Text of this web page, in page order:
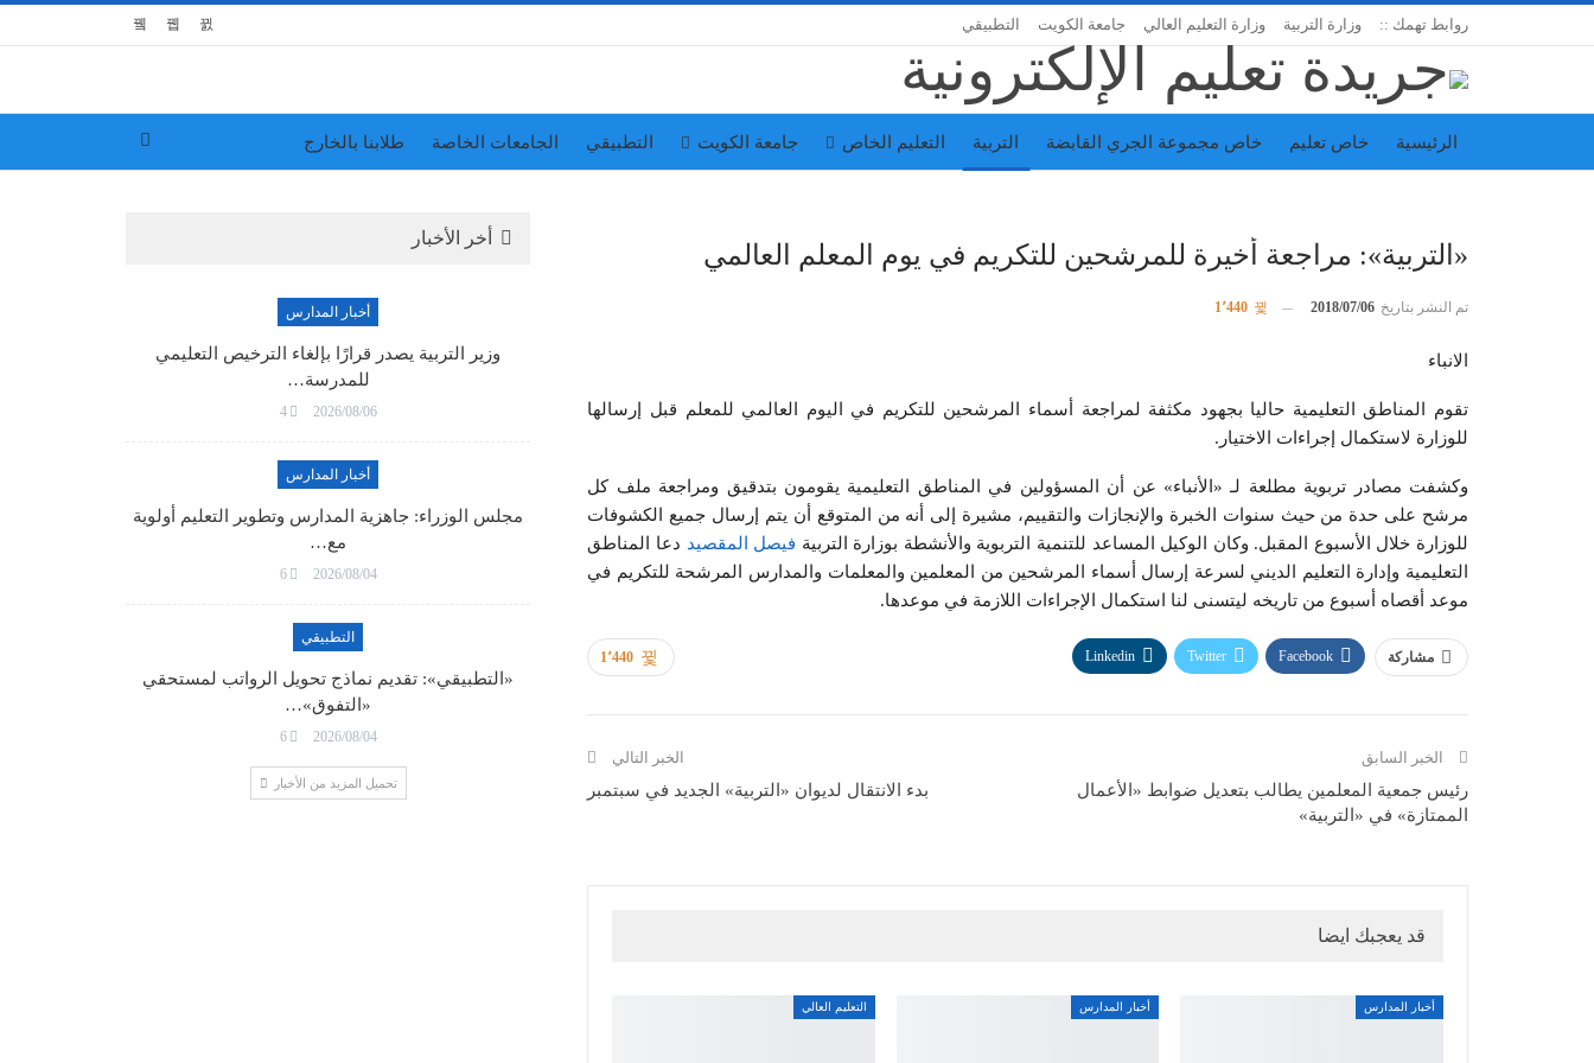
روابط تهمك :: وزارة التربية وزارة التعليم العالي جامعة الكويت التطبيقي
الرئيسية خاص تعليم خاص مجموعة الجري القابضة التربية التعليم الخاص جامعة الكويت التطبيقي الجامعات الخاصة طلابنا بالخارج
«التربية»: مراجعة أخيرة للمرشحين للتكريم في يوم المعلم العالمي
تم النشر بتاريخ 2018/07/06
الانباء
تقوم المناطق التعليمية حاليا بجهود مكثفة لمراجعة أسماء المرشحين للتكريم في اليوم العالمي للمعلم قبل إرسالها
للوزارة لاستكمال إجراءات الاختيار.
وكشفت مصادر تربوية مطلعة لـ «الأنباء» عن أن المسؤولين في المناطق التعليمية يقومون بتدقيق ومراجعة ملف كل
مرشح على حدة من حيث سنوات الخبرة والإنجازات والتقييم، مشيرة إلى أنه من المتوقع أن يتم إرسال جميع الكشوفات
للوزارة خلال الأسبوع المقبل. وكان الوكيل المساعد للتنمية التربوية والأنشطة بوزارة التربية فيصل المقصيد دعا المناطق
التعليمية وإدارة التعليم الديني لسرعة إرسال أسماء المرشحين من المعلمين والمعلمات والمدارس المرشحة للتكريم في
موعد أقصاه أسبوع من تاريخه ليتسنى لنا استكمال الإجراءات اللازمة في موعدها.
1٬440 مشاركة Facebook
Twitter
Linkedin
الخبر السابق
رئيس جمعية المعلمين يطالب بتعديل ضوابط «الأعمال
الممتازة» في «التربية»
الخبر التالي
بدء الانتقال لديوان «التربية» الجديد في سبتمبر
قد يعجبك ايضا
أخبار المدارس أخبار المدارس التعليم العالي
أخر الأخبار
أخبار المدارس
وزير التربية يصدر قرارًا بإلغاء الترخيص التعليمي
للمدرسة…
2026/08/06
4
أخبار المدارس
مجلس الوزراء: جاهزية المدارس وتطوير التعليم أولوية
مع…
2026/08/04
6
التطبيقي
«التطبيقي»: تقديم نماذج تحويل الرواتب لمستحقي
«التفوق»…
2026/08/04
6
تحميل المزيد من الأخبار